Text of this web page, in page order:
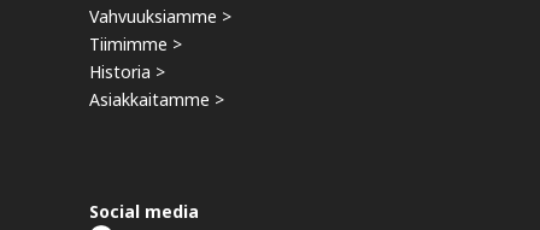
Vahvuuksiamme >
Tiimimme >
Historia >
Asiakkaitamme >
Social media